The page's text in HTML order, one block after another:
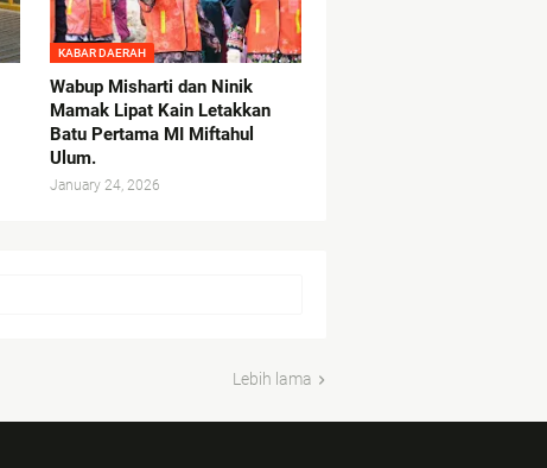
KABAR DAERAH
Wabup Misharti dan Ninik
Mamak Lipat Kain Letakkan
Batu Pertama MI Miftahul
Ulum.
January 24, 2026
Lebih lama